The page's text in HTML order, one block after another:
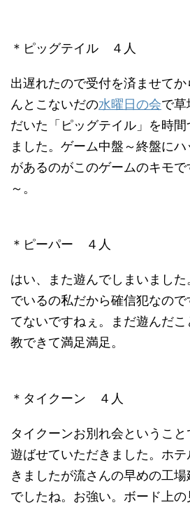
＊ピッグテイル ４人
出遅れたので受付を済ませて
んとこないだの水曜日の会で草
だいた「ピッグテイル」を時
ました。ゲーム中盤～終盤に
があるのがこのゲームのキモ
～。
＊ピーパー ４人
はい、また遊んでしまいまし
でいるの私だから確信犯なの
てないですねぇ。まだ遊んだ
教できて満足満足。
＊タイクーン ４人
タイクーンお別れ会ということ
遊ばせていただきました。ホ
きましたが流さんの早めの工
でしたね。お強い。ボード上